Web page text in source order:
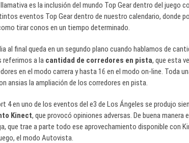
es la inclusión del mundo Top Gear dentro del juego
eventos Top Gear dentro de nuestro calendario, donde
tirar conos en un tiempo determinado.
al final queda en un segundo plano cuando hablamos de
referimos a la cantidad de corredores en pista, que esta
en el modo carrera y hasta 16 en el modo on-line. Toda
ansias la ampliación de los corredores en pista.
4 en uno de los eventos del e3 de Los Ángeles se produjo
Kinect, que provocó opiniones adversas. De buena
que trae a parte todo ese aprovechamiento disponible con
el modo Autovista.